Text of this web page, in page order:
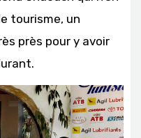
tourisme, un
près pour y avoir